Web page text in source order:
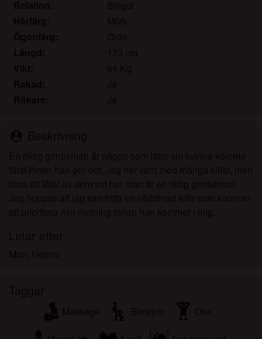
Jag kontaktades inte av leverantörerna av detta
material, och jag väljer frivilligt att se eller ladda ner
det.
Jag erkänner att shemalemarknaden.net inkluderar
fantasiprofiler skapade och driftade av webbplatsen
som kan kommunicera med mig i marknadsförings-
och andra syften.
Jag erkänner att personer som visas på bilder på
faktiska medlemmar av shemalemarknaden.net och
att vissa data tillhandahålls endast för illustrativa
syften.
Jag erkänner att shemalemarknaden.net inte
undersöker bakgrunden hos sina medlemmar och
att webbplatsen inte på annat sätt försöker verifiera
riktigheten i uttalanden från sina medlemmar.
Relation:
Singel
Hårfärg:
Mörk
Ögonfärg:
Grön
Längd:
173 cm
Vikt:
64 Kg
Rakad:
Ja
Rökare:
Ja
person_pin Beskrivning
En riktig gentleman är någon som låter sin kvinna komma
först innan han gör det. Jag har varit med många killar, men
bara ett fåtal av dem vet hur man är en riktig gentleman.
Jag hoppas att jag kan hitta en vältränad kille som kommer
att prioritera min njutning innan han kommer i mig.
Letar efter
Man, Hetero
Taggar
Massage Blowjob Oral